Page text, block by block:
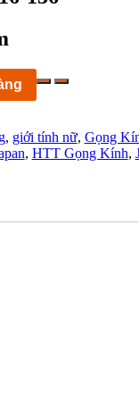
, giới tính nữ, Gọng
, HTT Gọng Kính,